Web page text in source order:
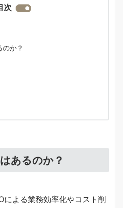
次
のか？
あるのか？
による業務効率化やコスト削